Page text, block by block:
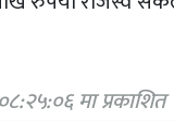
मा प्रकाशित